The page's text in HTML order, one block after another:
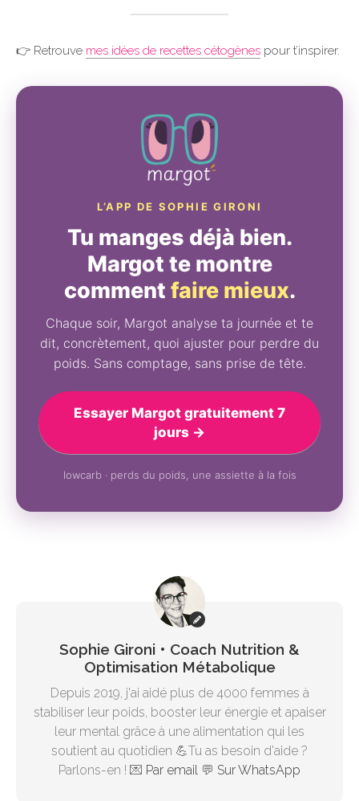
👉 Retrouve mes idées de recettes cétogènes pour t’inspirer.
L’APP DE SOPHIE GIRONI
Tu manges déjà bien.
Margot te montre
comment faire mieux.
Chaque soir, Margot analyse ta journée et te
dit, concrètement, quoi ajuster pour perdre du
poids. Sans comptage, sans prise de tête.
Essayer Margot gratuitement 7
jours →
lowcarb · perds du poids, une assiette à la fois
Sophie Gironi • Coach Nutrition &
Optimisation Métabolique
Depuis 2019, j'ai aidé plus de 4000 femmes à
stabiliser leur poids, booster leur énergie et apaiser
leur mental grâce à une alimentation qui les
soutient au quotidien 💪Tu as besoin d'aide ?
Parlons-en ! 💌 Par email 💬 Sur WhatsApp